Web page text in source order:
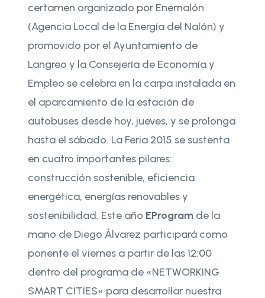
certamen organizado por Enernalón
(Agencia Local de la Energía del Nalón) y
promovido por el Ayuntamiento de
Langreo y la Consejería de Economía y
Empleo se celebra en la carpa instalada en
el aparcamiento de la estación de
autobuses desde hoy, jueves, y se prolonga
hasta el sábado. La Feria 2015 se sustenta
en cuatro importantes pilares:
construcción sostenible, eficiencia
energética, energías renovables y
sostenibilidad. Este año EProgram de la
mano de Diego Álvarez participará como
ponente el viernes a partir de las 12:00
dentro del programa de «NETWORKING
SMART CITIES» para desarrollar nuestra